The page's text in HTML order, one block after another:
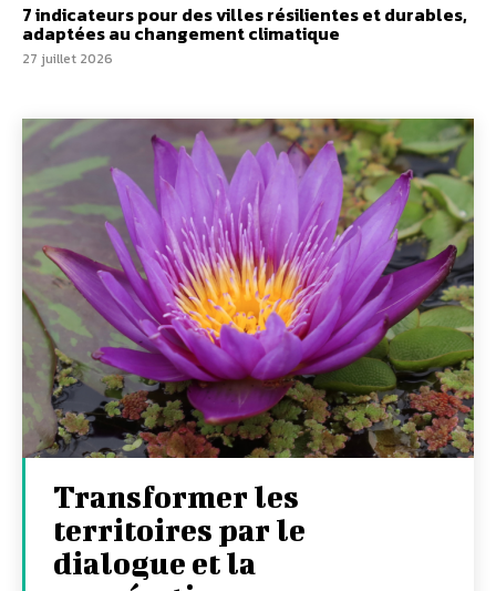
7 indicateurs pour des villes résilientes et durables,
adaptées au changement climatique
27 juillet 2026
Transformer les
territoires par le
dialogue et la